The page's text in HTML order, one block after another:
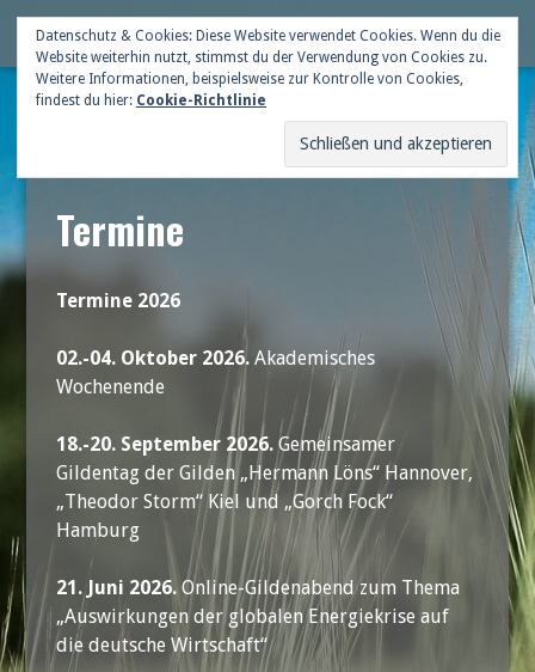
Skip
content
Deutsche Gildenschaft
Termine
Termine 2026
02.-04. Oktober 2026.Akademisches
Wochenende
18.-20. September 2026.Gemeinsamer
Gildentag der Gilden „Hermann Löns“ Hannover,
„Theodor Storm“ Kiel und „Gorch Fock“
Hamburg
21. Juni 2026.Online-Gildenabend zum Thema
„Auswirkungen der globalen Energiekrise auf
die deutsche Wirtschaft“
Datenschutz & Cookies: Diese Website verwendet Cookies. Wenn du die
Website weiterhin nutzt, stimmst du der Verwendung von Cookies zu.
Weitere Informationen, beispielsweise zur Kontrolle von Cookies,
findest du hier: Cookie-Richtlinie